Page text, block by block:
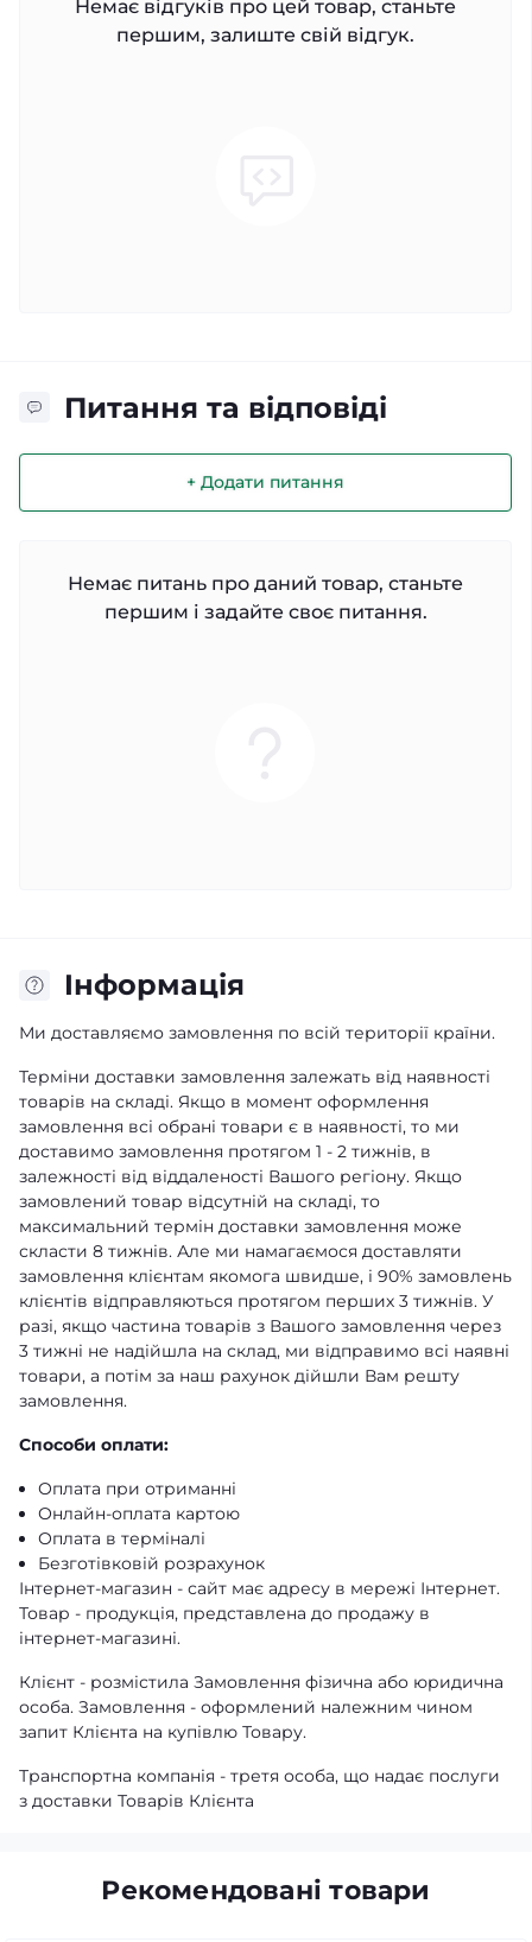
Немає відгуків про цей товар, станьте
першим, залиште свій відгук.
Питання та відповіді
+ Додати питання
Немає питань про даний товар, станьте
першим і задайте своє питання.
Iнформація
Ми доставляємо замовлення по всій території країни.
Терміни доставки замовлення залежать від наявності
товарів на складі. Якщо в момент оформлення
замовлення всі обрані товари є в наявності, то ми
доставимо замовлення протягом 1 - 2 тижнів, в
залежності від віддаленості Вашого регіону. Якщо
замовлений товар відсутній на складі, то
максимальний термін доставки замовлення може
скласти 8 тижнів. Але ми намагаємося доставляти
замовлення клієнтам якомога швидше, і 90% замовлень
клієнтів відправляються протягом перших 3 тижнів. У
разі, якщо частина товарів з Вашого замовлення через
3 тижні не надійшла на склад, ми відправимо всі наявні
товари, а потім за наш рахунок дійшли Вам решту
замовлення.
Способи оплати:
Оплата при отриманні
Онлайн-оплата картою
Оплата в терміналі
Безготівковій розрахунок
Інтернет-магазин - сайт має адресу в мережі Інтернет.
Товар - продукція, представлена ​​до продажу в
інтернет-магазині.
Клієнт - розмістила Замовлення фізична або юридична
особа. Замовлення - оформлений належним чином
запит Клієнта на купівлю Товару.
Транспортна компанія - третя особа, що надає послуги
з доставки Товарів Клієнта
Рекомендовані товари